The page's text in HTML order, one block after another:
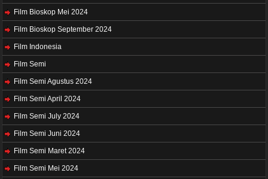
Film Bioskop Mei 2024
Film Bioskop September 2024
Film Indonesia
Film Semi
Film Semi Agustus 2024
Film Semi April 2024
Film Semi July 2024
Film Semi Juni 2024
Film Semi Maret 2024
Film Semi Mei 2024